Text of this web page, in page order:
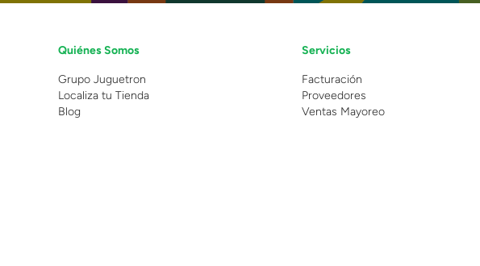
Quiénes Somos
Grupo Juguetron
Localiza tu Tienda
Blog
Servicios
Facturación
Proveedores
Ventas Mayoreo